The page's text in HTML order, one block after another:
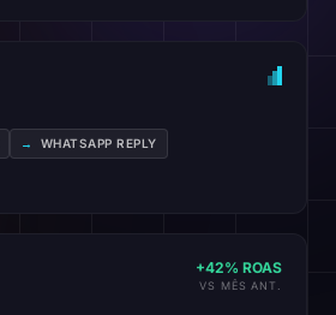
→ WHATSAPP REPLY
+42% ROAS
VS MÊS ANT.